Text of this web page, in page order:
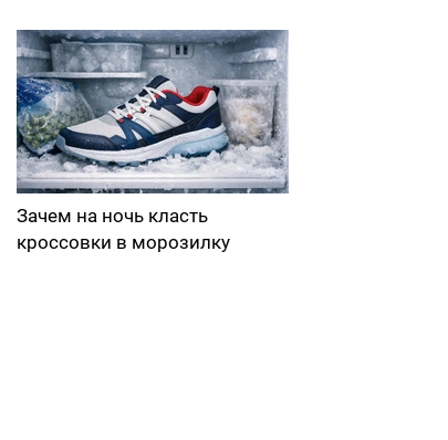
Зачем на ночь класть
кроссовки в морозилку